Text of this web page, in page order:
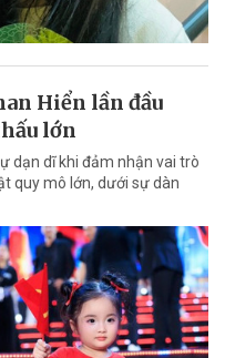
Hiển lần đầu
lớn
dạn dĩ khi đảm nhận vai trò
quy mô lớn, dưới sự dàn